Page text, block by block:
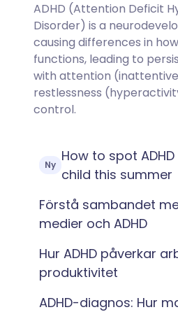
ADHD (Attention Deficit
Disorder) is a
causing differences in
functions, leading to
with attention
restlessness
control.
Ny
How to spot
child this summer
Förstå sambandet
medier och ADHD
Hur ADHD påverkar
produktivitet
ADHD-diagnos: Hur